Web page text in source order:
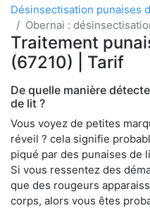
Désinsectisation punaises
Obernai :
Traitement
(67210) | Tarif
De quelle manière
de lit ?
Vous voyez de petites
réveil ? cela signifie
piqué par des punaises de
Si vous ressentez des
que des rougeurs
corps, alors vous êtes